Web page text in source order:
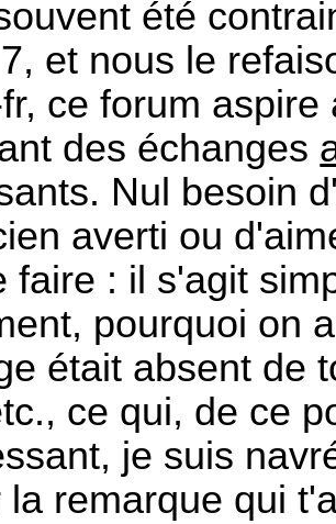
été
et nous le
ce forum
des échanges
Nul besoin
averti ou
faire : il s'agit
pourquoi on
était absent de
ce qui, de ce
je suis
la remarque qui